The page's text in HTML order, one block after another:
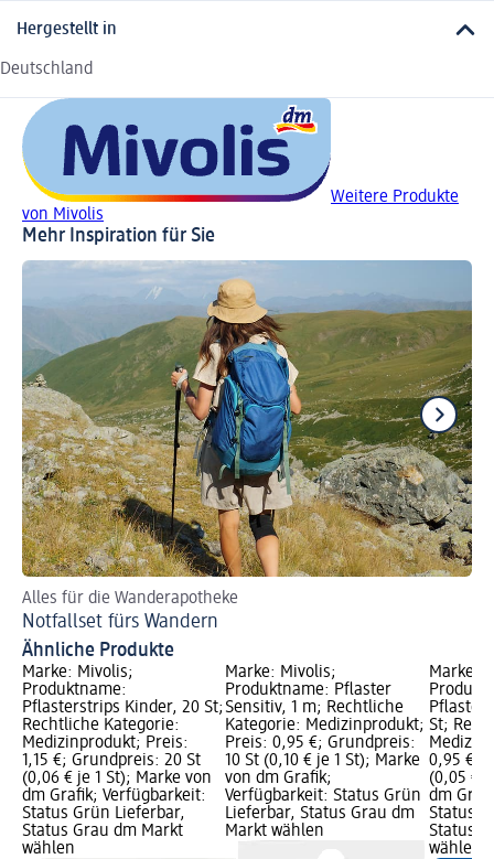
Hergestellt in
Deutschland
Weitere Produkte
von Mivolis
Mehr Inspiration für Sie
Alles für die Wanderapotheke
Notfallset fürs Wandern
Ähnliche Produkte
Marke: Mivolis;
Produktname:
Pflasterstrips Kinder, 20 St;
Rechtliche Kategorie:
Medizinprodukt; Preis:
1,15 €; Grundpreis: 20 St
(0,06 € je 1 St); Marke von
dm Grafik; Verfügbarkeit:
Status Grün Lieferbar,
Status Grau dm Markt
wählen
Marke: Mivolis;
Produktname: Pflaster
Sensitiv, 1 m; Rechtliche
Kategorie: Medizinprodukt;
Preis: 0,95 €; Grundpreis:
10 St (0,10 € je 1 St); Marke
von dm Grafik;
Verfügbarkeit: Status Grün
Lieferbar, Status Grau dm
Markt wählen
Marke:
St;
0,95 €;
(0,05 €
dm
Status
Status
wählen